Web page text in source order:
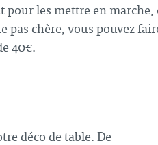
pour les mettre en marche,
pas chère, vous pouvez
40€.
déco de table. De